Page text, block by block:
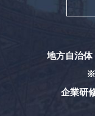
地方自治
※
企業研